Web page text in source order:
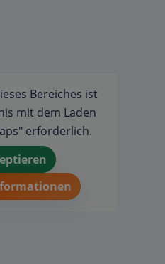
Bereiches ist
mit dem Laden
erforderlich.